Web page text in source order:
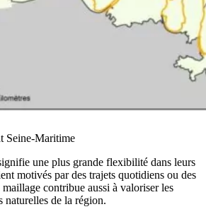
Seine-Maritime
une plus grande flexibilité dans leurs
motivés par des trajets quotidiens ou des
contribue aussi à valoriser les
naturelles de la région.